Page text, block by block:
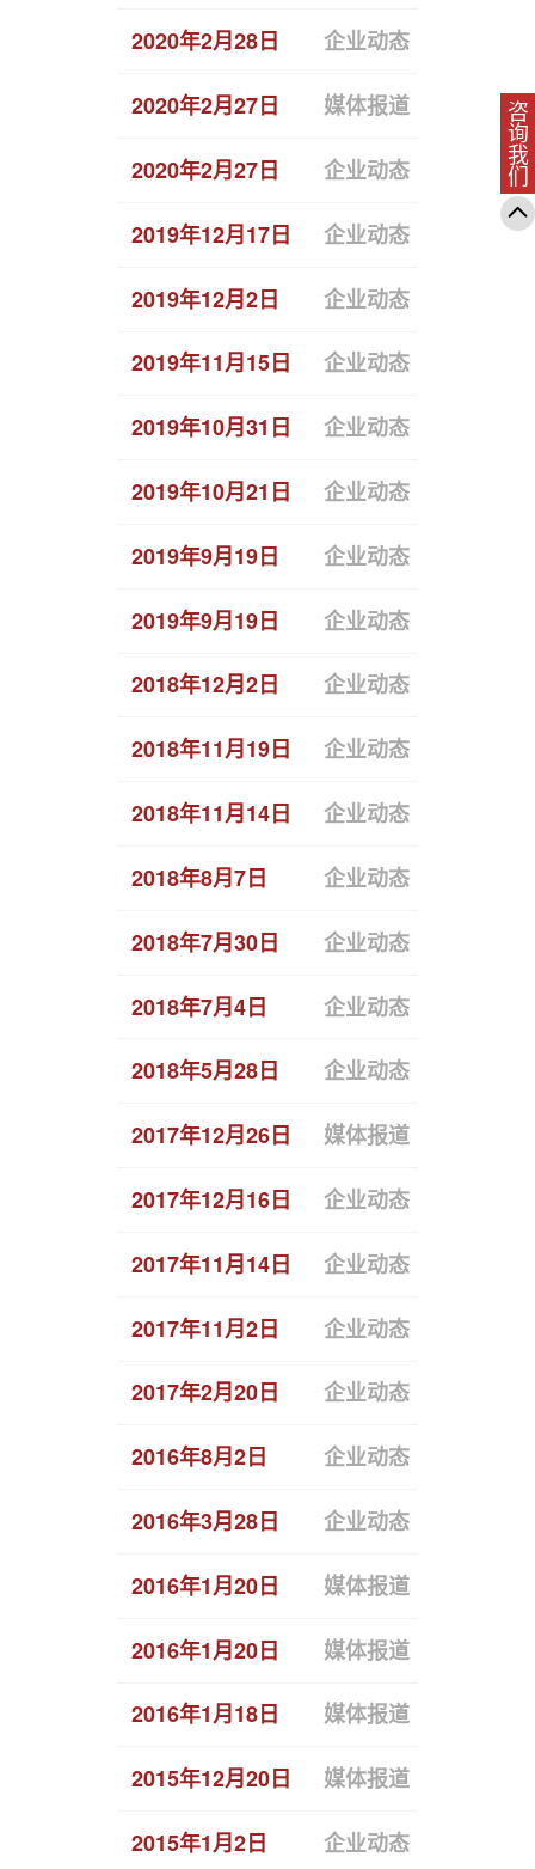
2020年2月28日 企业动态
2020年2月27日 媒体报道 亿欧专
2020年2月27日 企业动态 恒拓开
2019年12月17日 企业动态
2019年12月2日 企业动态
2019年11月15日 企业动态
2019年10月31日 企业动态
2019年10月21日 企业动态
2019年9月19日 企业动态
2019年9月19日 企业动态
2018年12月2日 企业动态
2018年11月19日 企业动态
2018年11月14日 企业动态
2018年8月7日 企业动态
2018年7月30日 企业动态
2018年7月4日 企业动态
2018年5月28日 企业动态
2017年12月26日 媒体报道
2017年12月16日 企业动态
2017年11月14日 企业动态
2017年11月2日 企业动态
2017年2月20日 企业动态
2016年8月2日 企业动态
2016年3月28日 企业动态
2016年1月20日 媒体报道
2016年1月20日 媒体报道
2016年1月18日 媒体报道
2015年12月20日 媒体报道
2015年1月2日 企业动态
咨询我们